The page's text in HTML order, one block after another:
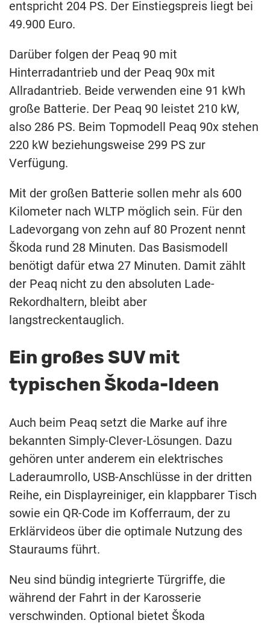
entspricht 204 PS. Der Einstiegspreis liegt bei
49.900 Euro.
Darüber folgen der Peaq 90 mit
Hinterradantrieb und der Peaq 90x mit
Allradantrieb. Beide verwenden eine 91 kWh
große Batterie. Der Peaq 90 leistet 210 kW,
also 286 PS. Beim Topmodell Peaq 90x stehen
220 kW beziehungsweise 299 PS zur
Verfügung.
Mit der großen Batterie sollen mehr als 600
Kilometer nach WLTP möglich sein. Für den
Ladevorgang von zehn auf 80 Prozent nennt
Škoda rund 28 Minuten. Das Basismodell
benötigt dafür etwa 27 Minuten. Damit zählt
der Peaq nicht zu den absoluten Lade-
Rekordhaltern, bleibt aber
langstreckentauglich.
Ein großes SUV mit
typischen Škoda-Ideen
Auch beim Peaq setzt die Marke auf ihre
bekannten Simply-Clever-Lösungen. Dazu
gehören unter anderem ein elektrisches
Laderaumrollo, USB-Anschlüsse in der dritten
Reihe, ein Displayreiniger, ein klappbarer Tisch
sowie ein QR-Code im Kofferraum, der zu
Erklärvideos über die optimale Nutzung des
Stauraums führt.
Neu sind bündig integrierte Türgriffe, die
während der Fahrt in der Karosserie
verschwinden. Optional bietet Škoda